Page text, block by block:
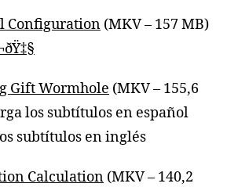
Configuration (MKV – 157 MB)
Gift Wormhole (MKV – 155,6
Calculation (MKV – 140,2